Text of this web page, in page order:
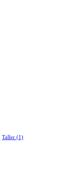
Taller (1)